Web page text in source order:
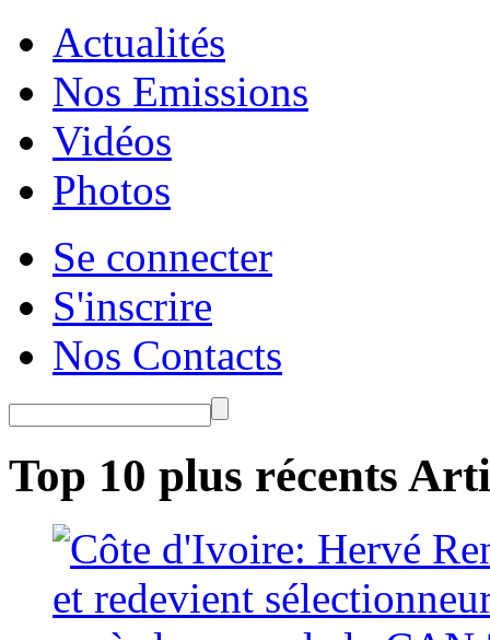
Actualités
Nos Emissions
Vidéos
Photos
Se connecter
S'inscrire
Nos Contacts
Top 10 plus récents